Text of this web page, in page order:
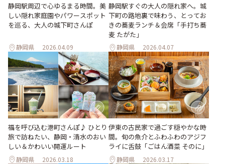
静岡駅周辺で心ゆるまる時間。美
しい隠れ家庭園やパワースポット
を巡る、大人の城下町さんぽ
静岡県 2026.04.09
静岡駅すぐの大人の隠れ家へ。城
下町の路地裏で味わう、とってお
きの蕎麦ランチ＆会席「手打ち蕎
麦 たがた」
静岡県 2026.04.07
福を呼び込む港町さんぽ♪ ひとり
旅で訪ねたい、静岡・清水のおい
しい＆かわいい開運ルート
静岡県 2026.03.18
伊東の古民家で過ごす穏やかな時
間。旬の魚介とふわふわのアジフ
ライに舌鼓「ごはん酒菜 そのに」
静岡県 2026.03.17